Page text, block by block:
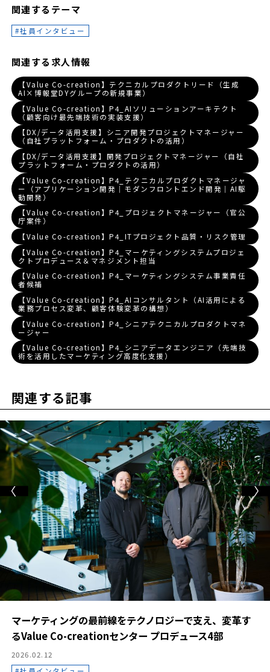
関連するテーマ
社員インタビュー
関連する求人情報
【Value Co-creation】テクニカルプロダクトリード（生成
AI×博報堂DYグループの新規事業）
【Value Co-creation】P4_AIソリューションアーキテクト
（顧客向け最先端技術の実装支援）
【DX/データ活用支援】シニア開発プロジェクトマネージャー
（自社プラットフォーム・プロダクトの活用）
【DX/データ活用支援】開発プロジェクトマネージャー（自社
プラットフォーム・プロダクトの活用）
【Value Co-creation】P4_テクニカルプロダクトマネージャ
ー（アプリケーション開発｜モダンフロントエンド開発｜AI駆
動開発）
【Value Co-creation】P4_プロジェクトマネージャー（官公
庁案件）
【Value Co-creation】P4_ITプロジェクト品質・リスク管理
【Value Co-creation】P4_マーケティングシステムプロジェ
クトプロデュース＆マネジメント担当
【Value Co-creation】P4_マーケティングシステム事業責任
者候補
【Value Co-creation】P4_AIコンサルタント（AI活用による
業務プロセス変革、顧客体験変革の構想）
【Value Co-creation】P4_シニアテクニカルプロダクトマネ
ージャー
【Value Co-creation】P4_シニアデータエンジニア（先端技
術を活用したマーケティング高度化支援）
関連する記事
マーケティングの最前線をテクノロジーで支え、変革す
るValue Co-creationセンター プロデュース4部
2026.02.12